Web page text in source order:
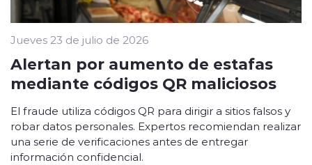
Jueves 23 de julio de 2026
Alertan por aumento de estafas
mediante códigos QR maliciosos
El fraude utiliza códigos QR para dirigir a sitios falsos y
robar datos personales. Expertos recomiendan realizar
una serie de verificaciones antes de entregar
información confidencial.